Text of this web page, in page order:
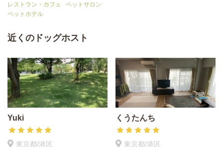
レストラン・カフェ
ペットサロン
ペットホテル
近くのドッグホスト
Yuki
東京都/港区
くうたんち
東京都/港区